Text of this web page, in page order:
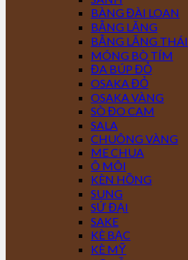
BÀNG ĐÀI LOAN
BẰNG LĂNG
BẰNG LĂNG THÁI
MÓNG BÒ TÍM
ĐA BÚP ĐỎ
OSAKA ĐỎ
OSAKA VÀNG
SÒ ĐO CAM
SALA
CHUÔNG VÀNG
ME CHUA
Ô MÔI
KÈN HỒNG
SUNG
SỨ ĐẠI
SAKE
KÈ BẠC
KÈ MỸ